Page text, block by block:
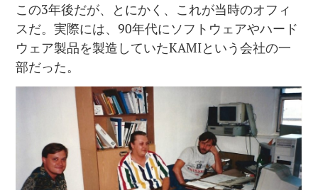
この3年後だが、とにかく、これが当時のオフィ
スだ。実際には、90年代にソフトウェアやハード
ウェア製品を製造していたKAMIという会社の一
部だった。